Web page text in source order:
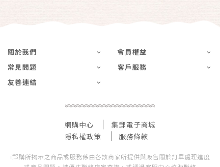
關於我們
會員權益
常見問題
客戶服務
友善連結
網購中心
集郵電子商城
隱私權政策
服務條款
i郵購所揭示之商品或服務係由各該商家所提供與販售關於訂單處理進度